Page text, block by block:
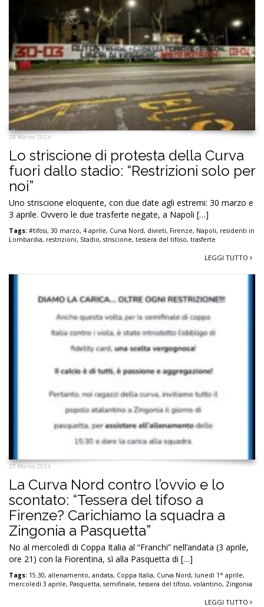
29 Marzo 2024
Lo striscione di protesta della Curva
fuori dallo stadio: “Restrizioni solo per
noi”
Uno striscione eloquente, con due date agli estremi: 30 marzo e
3 aprile. Ovvero le due trasferte negate, a Napoli […]
Tags: #tifosi, 30 marzo, 4 aprile, Curva Nord, divieti, Firenze, Napoli, residenti in
Lombardia, restrizioni, Stadio, striscione, tessera del tifoso, trasferte
LEGGI TUTTO
27 Marzo 2024
La Curva Nord contro l’ovvio e lo
scontato: “Tessera del tifoso a
Firenze? Carichiamo la squadra a
Zingonia a Pasquetta”
No al mercoledì di Coppa Italia al “Franchi” nell’andata (3 aprile,
ore 21) con la Fiorentina, sì alla Pasquetta di […]
Tags: 15.30, allenamento, andata, Coppa Italia, Curva Nord, lunedì 1° aprile,
mercoledì 3 aprile, Pasquetta, semifinale, tessera del tifoso, volantino, Zingonia
LEGGI TUTTO